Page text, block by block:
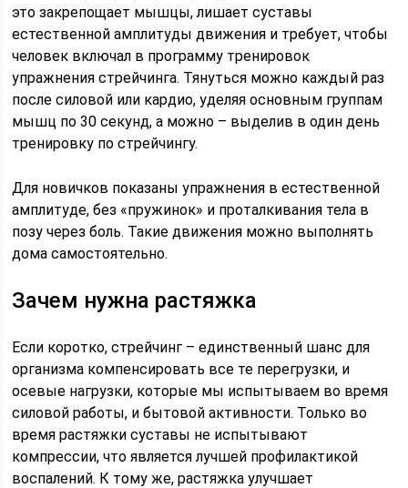
это закрепощает мышцы, лишает суставы
естественной амплитуды движения и требует, чтобы
человек включал в программу тренировок
упражнения стрейчинга. Тянуться можно каждый раз
после силовой или кардио, уделяя основным группам
мышц по 30 секунд, а можно – выделив в один день
тренировку по стрейчингу.
Для новичков показаны упражнения в естественной
амплитуде, без «пружинок» и проталкивания тела в
позу через боль. Такие движения можно выполнять
дома самостоятельно.
Зачем нужна растяжка
Если коротко, стрейчинг – единственный шанс для
организма компенсировать все те перегрузки, и
осевые нагрузки, которые мы испытываем во время
силовой работы, и бытовой активности. Только во
время растяжки суставы не испытывают
компрессии, что является лучшей профилактикой
воспалений. К тому же, растяжка улучшает